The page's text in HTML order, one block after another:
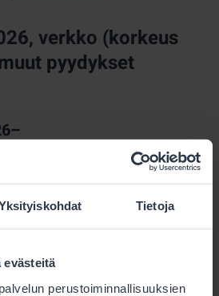
Tietoja
evästeitä
perustoiminnallisuuksien
verkko (korkeus
pyydykset
€
venekuntakohtainen, ja se on